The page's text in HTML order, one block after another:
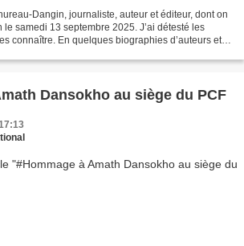
Dangin, journaliste, auteur et éditeur, dont on
samedi 13 septembre 2025. J’ai détesté les
connaître. En quelques biographies d’auteurs et
Dansokho au siège du PCF